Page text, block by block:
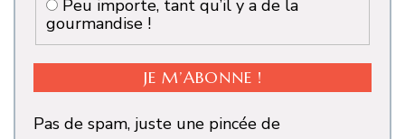
gourmandise !
Pas de spam, juste une pincée de